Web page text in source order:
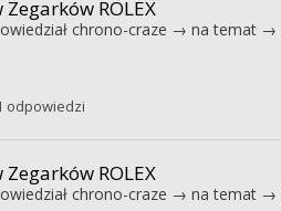
ROLEX
chrono-craze → na temat →
odpowiedzi
ROLEX
chrono-craze → na temat →